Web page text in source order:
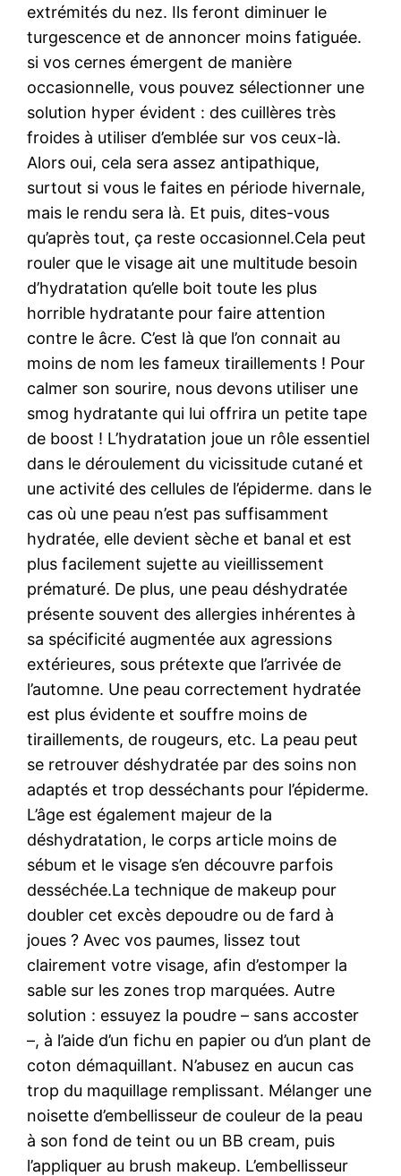
extrémités du nez. Ils feront diminuer le
turgescence et de annoncer moins fatiguée.
si vos cernes émergent de manière
occasionnelle, vous pouvez sélectionner une
solution hyper évident : des cuillères très
froides à utiliser d’emblée sur vos ceux-là.
Alors oui, cela sera assez antipathique,
surtout si vous le faites en période hivernale,
mais le rendu sera là. Et puis, dites-vous
qu’après tout, ça reste occasionnel.Cela peut
rouler que le visage ait une multitude besoin
d’hydratation qu’elle boit toute les plus
horrible hydratante pour faire attention
contre le âcre. C’est là que l’on connait au
moins de nom les fameux tiraillements ! Pour
calmer son sourire, nous devons utiliser une
smog hydratante qui lui offrira un petite tape
de boost ! L’hydratation joue un rôle essentiel
dans le déroulement du vicissitude cutané et
une activité des cellules de l’épiderme. dans le
cas où une peau n’est pas suffisamment
hydratée, elle devient sèche et banal et est
plus facilement sujette au vieillissement
prématuré. De plus, une peau déshydratée
présente souvent des allergies inhérentes à
sa spécificité augmentée aux agressions
extérieures, sous prétexte que l’arrivée de
l’automne. Une peau correctement hydratée
est plus évidente et souffre moins de
tiraillements, de rougeurs, etc. La peau peut
se retrouver déshydratée par des soins non
adaptés et trop desséchants pour l’épiderme.
L’âge est également majeur de la
déshydratation, le corps article moins de
sébum et le visage s’en découvre parfois
desséchée.La technique de makeup pour
doubler cet excès depoudre ou de fard à
joues ? Avec vos paumes, lissez tout
clairement votre visage, afin d’estomper la
sable sur les zones trop marquées. Autre
solution : essuyez la poudre – sans accoster
–, à l’aide d’un fichu en papier ou d’un plant de
coton démaquillant. N’abusez en aucun cas
trop du maquillage remplissant. Mélanger une
noisette d’embellisseur de couleur de la peau
à son fond de teint ou un BB cream, puis
l’appliquer au brush makeup. L’embellisseur